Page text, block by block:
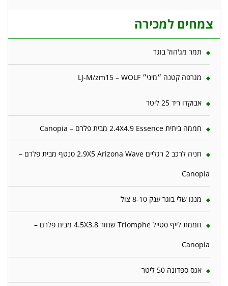
צמחים למכירה
תמר מג'הול בוגר
מגרפה קטנה ״מיני״ LJ-M/zm15 – WOLF
אבוקדו ריד 25 ליטר
חממה ביתית 2.4X4.9 Essence מבית פלרם – Canopia
חניה לרכב 2 רגליים 2.9X5 Arizona Wave סנטף מבית פלרם –
Canopia
מנגו שלי בוגר ענק 8-10 צול
חממת לייף סטייל Triomphe שחור 4.5X3.8 מבית פלרם –
Canopia
אגס ספדונה 50 ליטר